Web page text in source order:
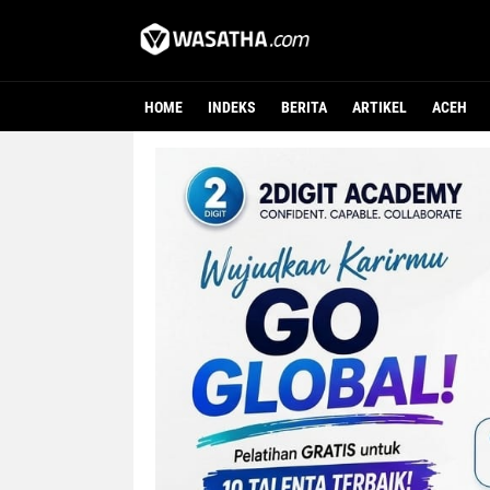
HOME INDEKS BERITA ARTIKEL ACEH